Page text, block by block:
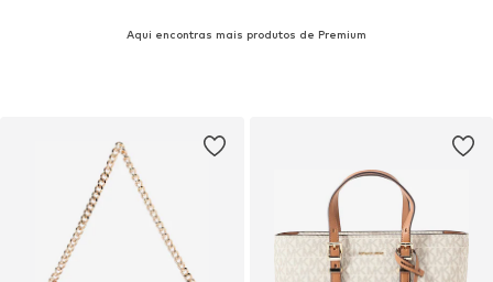
Aqui encontras mais produtos de Premium